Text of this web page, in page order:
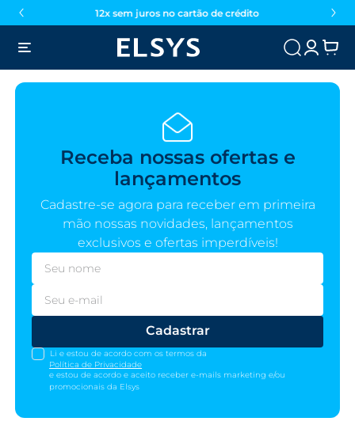
12x sem juros no cartão de crédito
Receba nossas ofertas e
lançamentos
Cadastre-se agora para receber em primeira
mão nossas novidades, lançamentos
exclusivos e ofertas imperdíveis!
Cadastrar
Li e estou de acordo com os termos da
Política de Privacidade
e estou de acordo e aceito receber e-mails marketing e/ou
promocionais da Elsys